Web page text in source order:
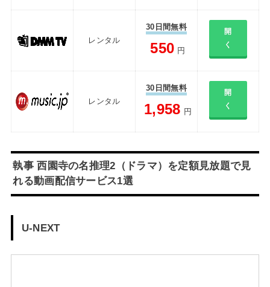
レンタル
30日間無料
550 円
開
く
レンタル
30日間無料
1,958 円
開
く
執事 西園寺の名推理2（ドラマ）を定額見放題で見
れる動画配信サービス1選
U-NEXT